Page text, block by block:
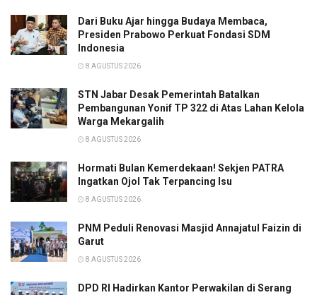
Dari Buku Ajar hingga Budaya Membaca,
Presiden Prabowo Perkuat Fondasi SDM
Indonesia
8 AGUSTUS 2026
STN Jabar Desak Pemerintah Batalkan
Pembangunan Yonif TP 322 di Atas Lahan Kelola
Warga Mekargalih
8 AGUSTUS 2026
Hormati Bulan Kemerdekaan! Sekjen PATRA
Ingatkan Ojol Tak Terpancing Isu
8 AGUSTUS 2026
PNM Peduli Renovasi Masjid Annajatul Faizin di
Garut
8 AGUSTUS 2026
DPD RI Hadirkan Kantor Perwakilan di Serang